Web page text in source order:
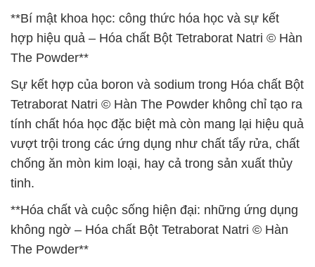
**Bí mật khoa học: công thức hóa học và sự kết
hợp hiệu quả – Hóa chất Bột Tetraborat Natri © Hàn
The Powder**
Sự kết hợp của boron và sodium trong Hóa chất Bột
Tetraborat Natri © Hàn The Powder không chỉ tạo ra
tính chất hóa học đặc biệt mà còn mang lại hiệu quả
vượt trội trong các ứng dụng như chất tẩy rửa, chất
chống ăn mòn kim loại, hay cả trong sản xuất thủy
tinh.
**Hóa chất và cuộc sống hiện đại: những ứng dụng
không ngờ – Hóa chất Bột Tetraborat Natri © Hàn
The Powder**